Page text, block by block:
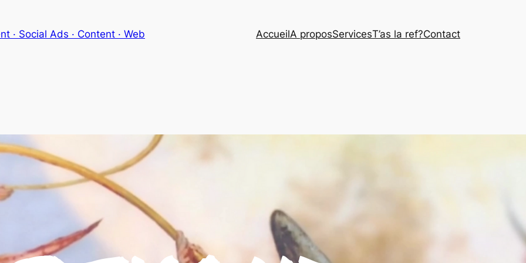
· Social Ads · Content · Web AccueilA proposServicesT’as la ref?Contact